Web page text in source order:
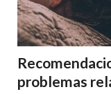
problemas